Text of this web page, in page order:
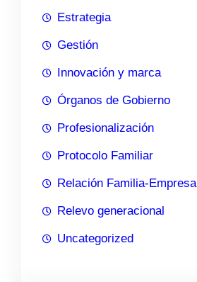
Estrategia
Gestión
Innovación y marca
Órganos de Gobierno
Profesionalización
Protocolo Familiar
Relación Familia-Empresa
Relevo generacional
Uncategorized